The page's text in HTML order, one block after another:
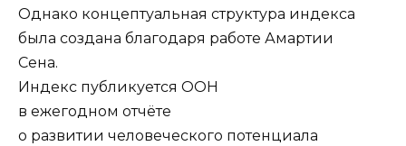
Однако концептуальная структура индекса
была создана благодаря работе Амартии
Сена.
Индекc публикуется ООН
в ежегодном отчёте
о развитии человеческого потенциала